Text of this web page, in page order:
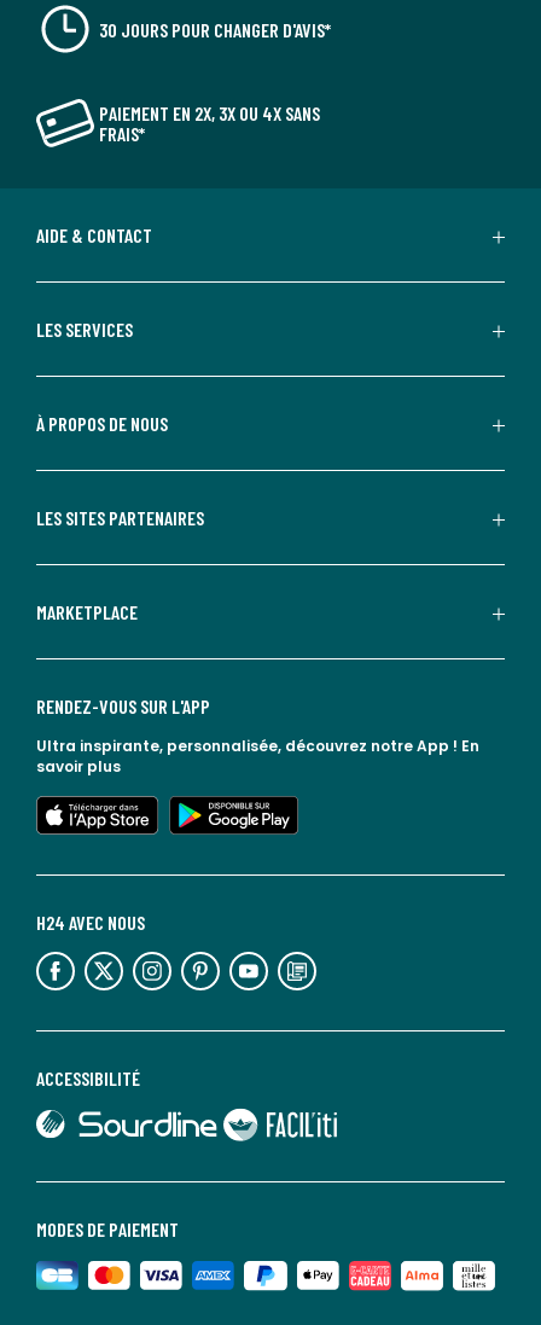
30 JOURS POUR CHANGER D'AVIS*
PAIEMENT EN 2X, 3X OU 4X SANS
FRAIS*
AIDE & CONTACT
LES SERVICES
À PROPOS DE NOUS
LES SITES PARTENAIRES
MARKETPLACE
MODES DE PAIEMENT
ACCESSIBILITÉ
lien vers Sourdline
lien vers Faciliti
H24 AVEC NOUS
lien vers l'espace réseaux sociaux lien vers l'espace réseaux sociaux lien vers l'espace réseaux sociaux lien vers l'espace réseaux sociaux lien vers l'espace réseaux sociaux lien vers le blog la redoute
RENDEZ-VOUS SUR L'APP
Ultra inspirante, personnalisée, découvrez notre App ! En
savoir plus
lien vers l'app store
lien vers google play